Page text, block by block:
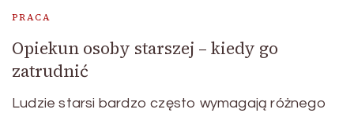
PRACA
Opiekun osoby starszej – kiedy go
zatrudnić
Ludzie starsi bardzo często wymagają różnego